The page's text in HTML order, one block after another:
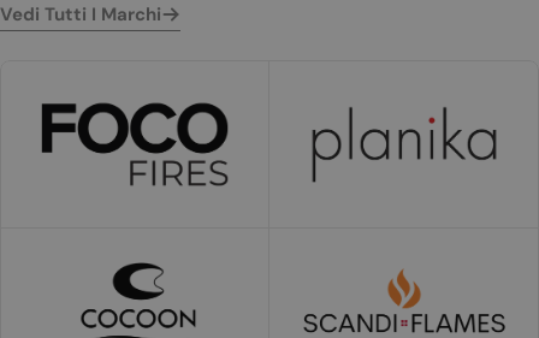
Vedi Tutti I Marchi